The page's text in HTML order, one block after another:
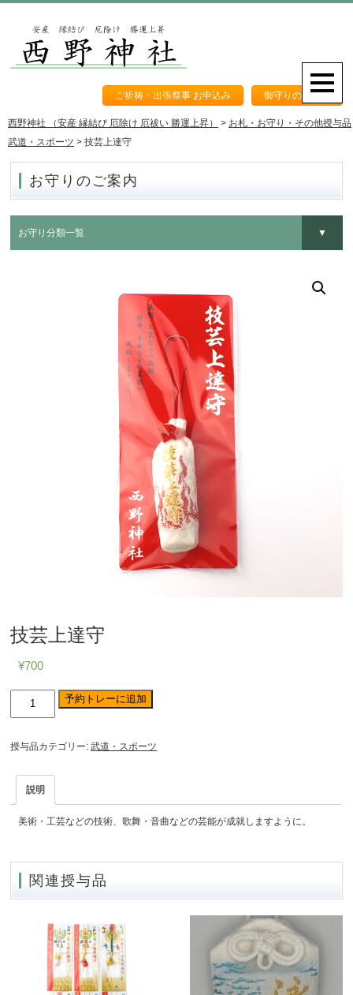
ご祈祷・出張祭事 お申込み 御守りのご案内
西野神社 （安産 縁結び 厄除け 厄祓い 勝運上昇） > お札・お守り・その他授与品
武道・スポーツ > 技芸上達守
お守りのご案内
お守り分類一覧
技芸上達守
¥700
芸
達
守
予約トレーに追加
授与品カテゴリー:武道・スポーツ
説明
美術・工芸などの技術、歌舞・音曲などの芸能が成就しますように。
関連授与品